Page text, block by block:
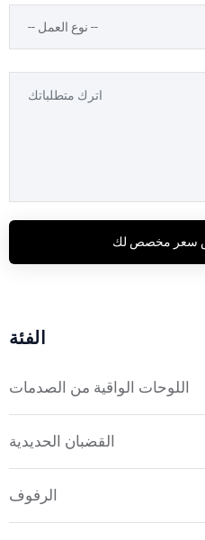
سعر مخصص لك
الفئة
اللوحات الواقية من الصدمات
القضبان الحديدية
الرفوف